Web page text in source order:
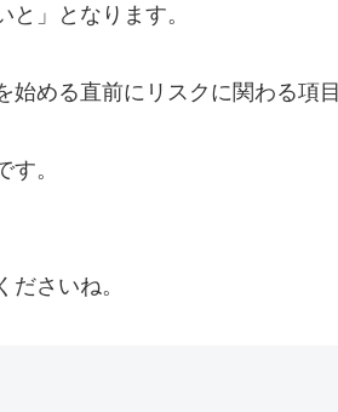
」となります。
める直前にリスクに関わる項
。
さいね。